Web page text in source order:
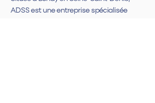
ADSS est une entreprise spécialisée